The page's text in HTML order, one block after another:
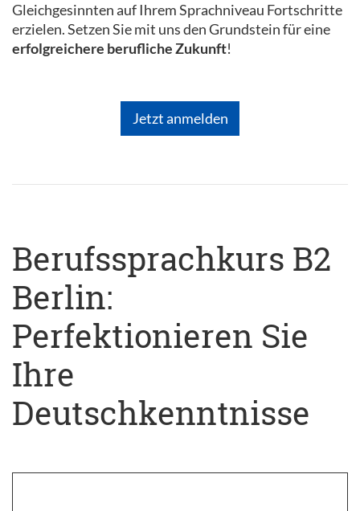
Gleichgesinnten auf Ihrem Sprachniveau Fortschritte
erzielen. Setzen Sie mit uns den Grundstein für eine
erfolgreichere berufliche Zukunft!
Jetzt anmelden
Berufssprachkurs B2
Berlin:
Perfektionieren Sie
Ihre
Deutschkenntnisse